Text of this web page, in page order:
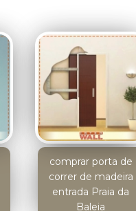
comprar porta de
correr de madeira
entrada Praia da
Baleia